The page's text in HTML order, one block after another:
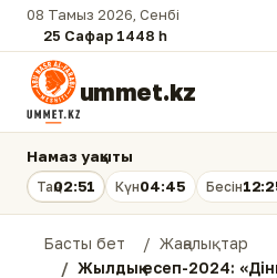
08 Тамыз 2026, Сенбі
25 Сафар 1448 һ.
ummet.kz
Намаз уақыты
Таң02:51 Күн04:45 Бесін
Басты бет
Жаңалықтар
Жылдық есеп-2024: